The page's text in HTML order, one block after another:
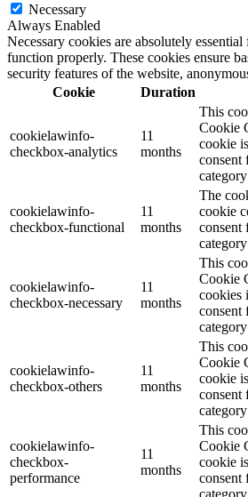
Necessary
Always Enabled
Necessary cookies are absolutely
function properly. These cookies ensure
security features of the website,
Cookie
Duration
cookielawinfo-
checkbox-analytics
11
months
This
Cookie
cookie
consent
cookielawinfo-
checkbox-functional
11
months
The
cookie
consent
cookielawinfo-
checkbox-necessary
11
months
This
Cookie
cookies
consent
cookielawinfo-
checkbox-others
11
months
This
Cookie
cookie
consent
cookielawinfo-
checkbox-
performance
11
months
This
Cookie
cookie
consent